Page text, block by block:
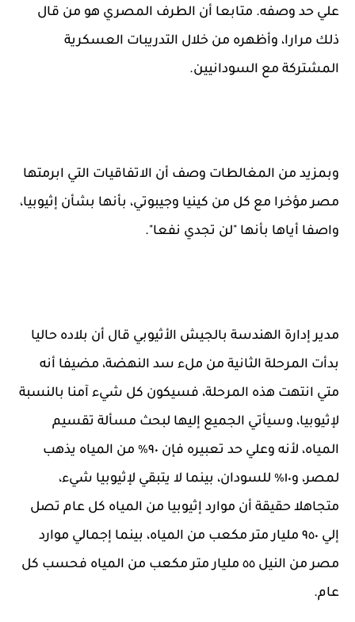
علي حد وصفه. متابعا أن الطرف المصري هو من قال
ذلك مرارا، وأظهره من خلال التدريبات العسكرية
المشتركة مع السودانيين.
وبمزيد من المغالطات وصف أن الاتفاقيات التي ابرمتها
مصر مؤخرا مع كل من كينيا وجيبوتي، بأنها بشأن إثيوبيا،
واصفا أياها بأنها "لن تجدي نفعا".
مدير إدارة الهندسة بالجيش الأثيوبي قال أن بلاده حاليا
بدأت المرحلة الثانية من ملء سد النهضة، مضيفا أنه
متي انتهت هذه المرحلة، فسيكون كل شيء آمنا بالنسبة
لإثيوبيا، وسيأتي الجميع إليها لبحث مسألة تقسيم
المياه، لأنه وعلي حد تعبيره فإن ٩٠٪ من المياه يذهب
لمصر، و١٠٪ للسودان، بينما لا يتبقي لإثيوبيا شيء،
متجاهلا حقيقة أن موارد إثيوبيا من المياه كل عام تصل
إلي ٩٥٠ مليار متر مكعب من المياه، بينما إجمالي موارد
مصر من النيل ٥٥ مليار متر مكعب من المياه فحسب كل
عام.